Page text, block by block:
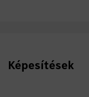
Képesítések